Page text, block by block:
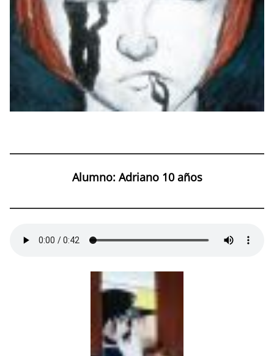
Alumno: Adriano 10 años